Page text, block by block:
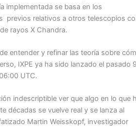
implementada se basa en los
previos relativos a otros telescopios
rayos X Chandra.
entender y refinar las teoría sobre
IXPE ya ha sido lanzado el pasado
UTC.
indescriptible ver que algo en lo que
décadas se vuelve real y se lanza al
Martin Weisskopf, investigador